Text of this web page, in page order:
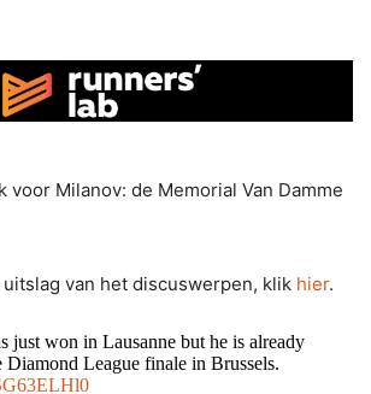
voor Milanov: de Memorial Van Damme
van het discuswerpen, klik hier.
just won in Lausanne but he is already
League finale in Brussels.